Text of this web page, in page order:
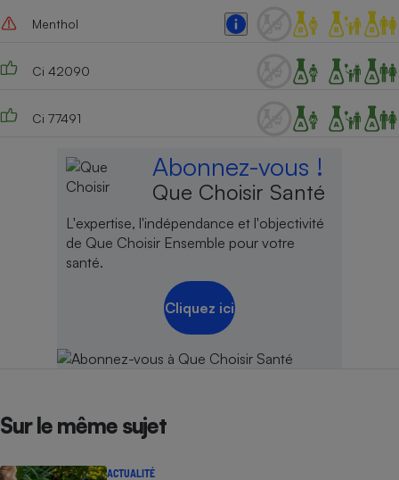
Menthol
Ci 42090
Ci 77491
Abonnez-vous !
Que Choisir Santé
L'expertise, l'indépendance et l'objectivité
de Que Choisir Ensemble pour votre
santé.
Cliquez ici
Sur le même sujet
ACTUALITÉ